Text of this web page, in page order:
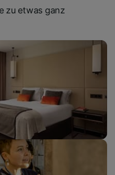
zu etwas ganz